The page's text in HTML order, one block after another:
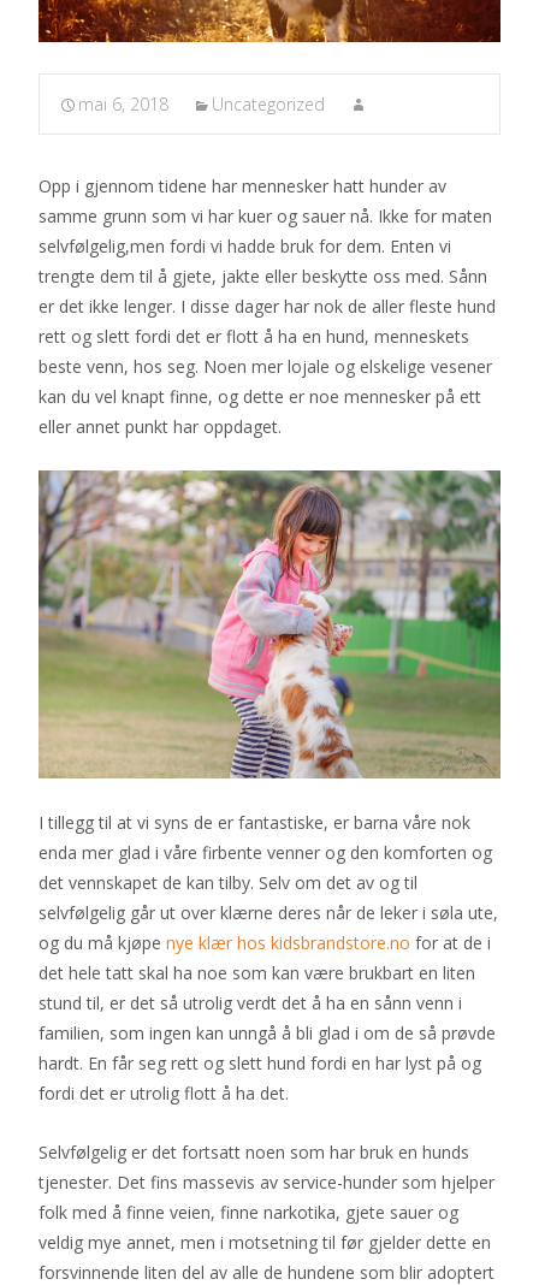
mai 6, 2018 Uncategorized
Opp i gjennom tidene har mennesker hatt hunder av
samme grunn som vi har kuer og sauer nå. Ikke for maten
selvfølgelig,men fordi vi hadde bruk for dem. Enten vi
trengte dem til å gjete, jakte eller beskytte oss med. Sånn
er det ikke lenger. I disse dager har nok de aller fleste hund
rett og slett fordi det er flott å ha en hund, menneskets
beste venn, hos seg. Noen mer lojale og elskelige vesener
kan du vel knapt finne, og dette er noe mennesker på ett
eller annet punkt har oppdaget.
I tillegg til at vi syns de er fantastiske, er barna våre nok
enda mer glad i våre firbente venner og den komforten og
det vennskapet de kan tilby. Selv om det av og til
selvfølgelig går ut over klærne deres når de leker i søla ute,
og du må kjøpe nye klær hos kidsbrandstore.no for at de i
det hele tatt skal ha noe som kan være brukbart en liten
stund til, er det så utrolig verdt det å ha en sånn venn i
familien, som ingen kan unngå å bli glad i om de så prøvde
hardt. En får seg rett og slett hund fordi en har lyst på og
fordi det er utrolig flott å ha det.
Selvfølgelig er det fortsatt noen som har bruk en hunds
tjenester. Det fins massevis av service-hunder som hjelper
folk med å finne veien, finne narkotika, gjete sauer og
veldig mye annet, men i motsetning til før gjelder dette en
forsvinnende liten del av alle de hundene som blir adoptert